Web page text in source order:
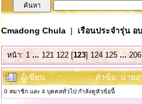
Cmadong Chula| เรือนประจำรุ่น อ
หน้า:1 ... 121 122[123]124 125 ...206
ผู้เขียน หัวข้อ: นาย
0 สมาชิก และ 4 บุคคลทั่วไป กำลังดูหัวข้อนี้